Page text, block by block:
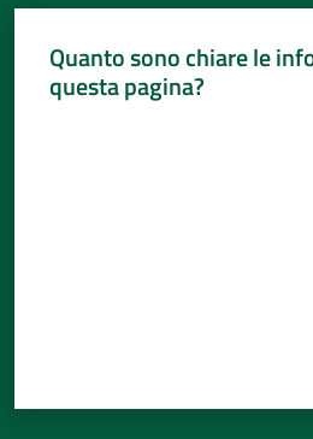
Quanto sono chiare le
questa pagina?